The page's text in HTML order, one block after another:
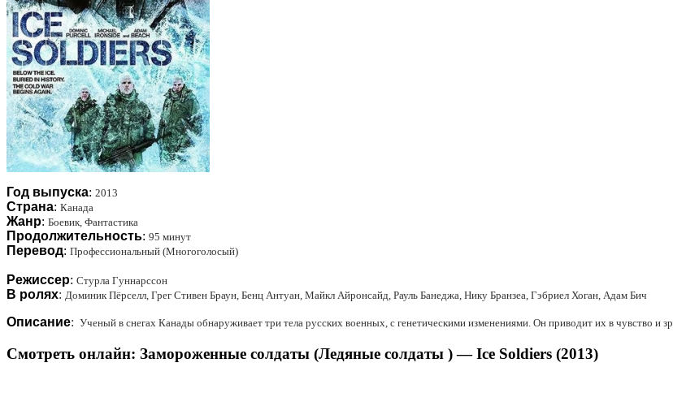
Год выпуска: 2013
Страна: Канада
Жанр: Боевик, Фантастика
Продолжительность: 95 минут
Перевод: Профессиональный (Многоголосый)
Режиссер: Стурла Гуннарссон
В ролях: Доминик Пёрселл, Грег Стивен Браун, Бенц Антуан, Майкл Айронсайд, Рауль Банеджа, Нику Бранзеа, Гэбриел Хоган, Адам Бич
Описание: Ученый в снегах Канады обнаруживает три тела русских военных, с генетическими изменениями. Он приводит их в чувство и
Смотреть онлайн: Замороженные солдаты (Ледяные солдаты ) — Ice Soldiers (2013)